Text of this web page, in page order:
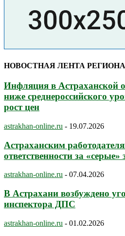
НОВОСТНАЯ ЛЕНТА РЕГИОНА
Инфляция в Астраханской
ниже среднероссийского
рост цен
astrakhan-online.ru - 19.07.2026
Астраханским
ответственности за
astrakhan-online.ru - 07.04.2026
В Астрахани возбуждено
инспектора ДПС
astrakhan-online.ru - 01.02.2026